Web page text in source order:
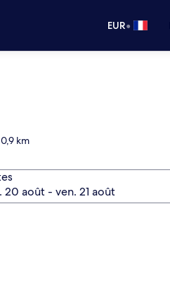
EUR•
km